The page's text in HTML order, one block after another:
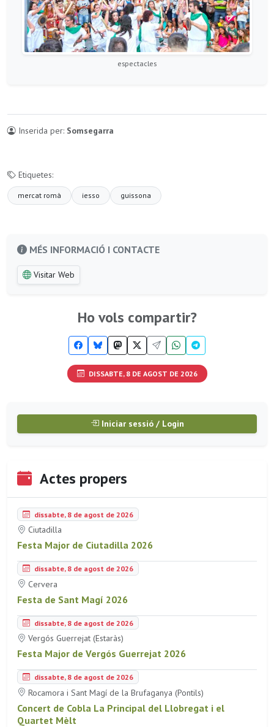
espectacles
Inserida per: Somsegarra
Etiquetes:
mercat romà iesso guissona
MÉS INFORMACIÓ I CONTACTE
Visitar Web
Ho vols compartir?
DISSABTE, 8 DE AGOST DE 2026
Iniciar sessió / Login
Actes propers
dissabte, 8 de agost de 2026
Ciutadilla
Festa Major de Ciutadilla 2026
dissabte, 8 de agost de 2026
Cervera
Festa de Sant Magí 2026
dissabte, 8 de agost de 2026
Vergós Guerrejat (Estaràs)
Festa Major de Vergós Guerrejat 2026
dissabte, 8 de agost de 2026
Rocamora i Sant Magí de la Brufaganya (Pontils)
Concert de Cobla La Principal del Llobregat i el
Quartet Mèlt